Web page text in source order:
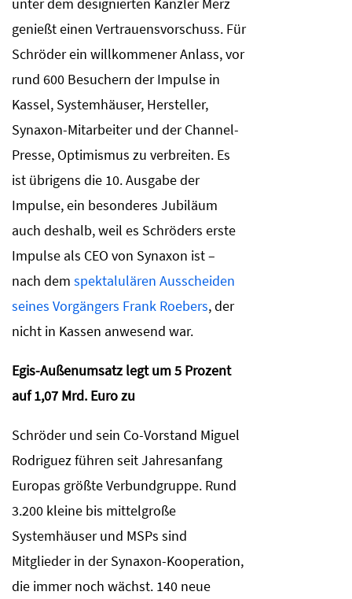
genießt einen Vertrauensvorschuss. Für
Schröder ein willkommener Anlass, vor
rund 600 Besuchern der Impulse in
Kassel, Systemhäuser, Hersteller,
Synaxon-Mitarbeiter und der Channel-
Presse, Optimismus zu verbreiten. Es
ist übrigens die 10. Ausgabe der
Impulse, ein besonderes Jubiläum
auch deshalb, weil es Schröders erste
Impulse als CEO von Synaxon ist –
nach dem spektalulären Ausscheiden
seines Vorgängers Frank Roebers, der
nicht in Kassen anwesend war.
Egis-Außenumsatz legt um 5 Prozent
auf 1,07 Mrd. Euro zu
Schröder und sein Co-Vorstand Miguel
Rodriguez führen seit Jahresanfang
Europas größte Verbundgruppe. Rund
3.200 kleine bis mittelgroße
Systemhäuser und MSPs sind
Mitglieder in der Synaxon-Kooperation,
die immer noch wächst. 140 neue